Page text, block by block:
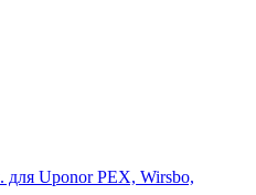
для Uponor PEX, Wirsbo,